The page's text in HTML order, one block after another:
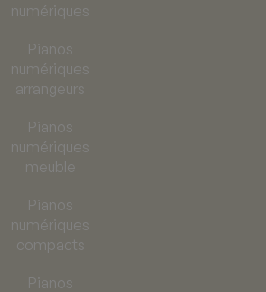
numériques
Pianos
numériques
arrangeurs
Pianos
numériques
meuble
Pianos
numériques
compacts
Pianos